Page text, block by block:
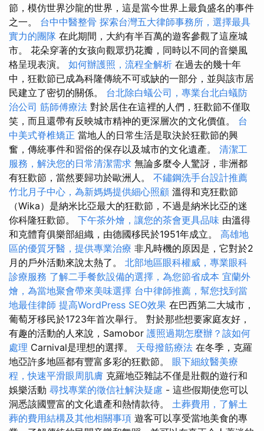
節，模仿世界沙龍的世界，這是當今世界上最負盛名的事件
之一。 台中中醫整骨 探索台灣五大律師事務所，選擇最具
實力的團隊 在此期間，大約有半百萬的遊客參觀了這座城
市。 花朵穿著的女孩向觀眾扔花瓣，同時以不同的音樂風
格呈現表演。 如何辦護照，流程全解析 在過去的幾十年
中，狂歡節已成為科隆傳統不可或缺的一部分，並與該市居
民建立了密切的關係。 台北除白蟻公司，專業台北白蟻防
治公司 筋師傅療法 對於居住在這裡的人們，狂歡節不僅取
笑，而且還帶有反映城市精神的更深層次的文化價值。 台
中美式脊椎矯正 當地人的日常生活是取決於狂歡節的興
奮，傳統事件和習俗的保存以及城市的文化遺產。 清潔工
服務，解決您的日常清潔需求 無論多麼令人驚訝，非洲都
有狂歡節，當然要歸功於歐洲人。 不鏽鋼洗手台設計推薦
竹北月子中心，為新媽媽提供細心照顧 溫得和克狂歡節
（Wika）是納米比亞最大的狂歡節，不過是納米比亞的迷
你科隆狂歡節。 下午茶外燴，讓您的茶會更具品味 由溫得
和克體育俱樂部組織，由德國移民於1951年成立。 高雄地
區的優質牙醫，提供專業治療 非凡時機的原因是，它對於2
月的戶外活動來說太熱了。 北部地區眼科權威，專業眼科
診療服務 了解二手餐飲設備的選擇，為您節省成本 宜蘭外
燴，為當地聚會帶來美味選擇 台中律師推薦，幫您找到當
地最佳律師 提高WordPress SEO效果 在巴西第二大城市，
葡萄牙移民於1723年首次舉行。 對於那些想要家庭友好，
有趣的活動的人來說，Samobor 護照過期怎麼辦？該如何
處理 Carnival是理想的選擇。 天母撥筋療法 在冬季，克羅
地亞許多地區都有豐富多彩的狂歡節。 眼下細紋醫美療
程，快速平滑眼周肌膚 克羅地亞雜誌不僅是壯觀的遊行和
娛樂活動 尋找專業的徵信社解決疑慮 - 這些假期使您可以
洞悉該國豐富的文化遺產和熱情款待。 土葬費用，了解土
葬的費用結構及其他相關事項 遊客可以享受當地美食的專